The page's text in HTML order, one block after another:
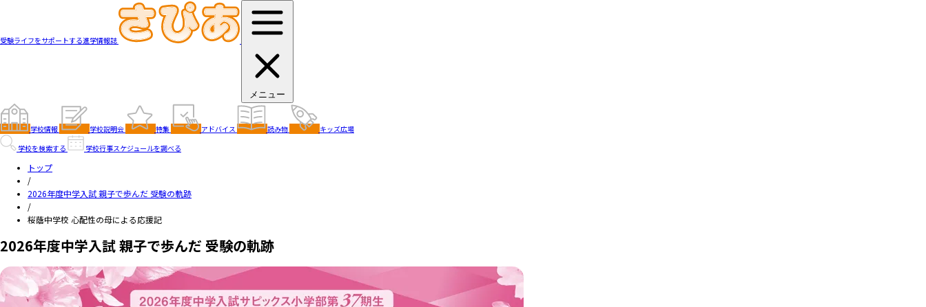
受験ライフをサポートする進学情報誌
メニュー
学校情報 学校説明会 特集 アドバイス 読み物
キッズ広場
学校を検索する
学校行事スケジュールを調べる
トップ
/
2026年度中学入試 親子で歩んだ 受験の軌跡
/
桜蔭中学校 心配性の母による応援記
2026年度中学入試 親子で歩んだ 受験の軌跡